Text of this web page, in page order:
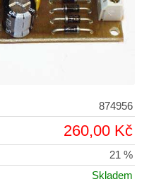
874956
260,00 Kč
21 %
Skladem